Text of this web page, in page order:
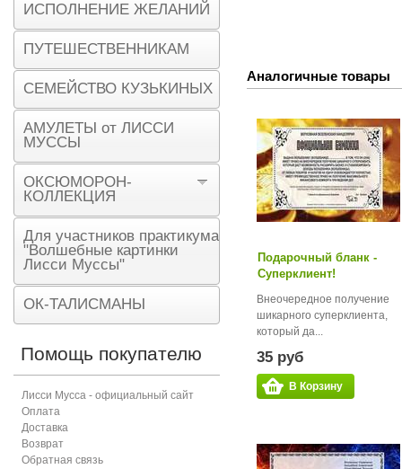
Аналогичные товары
Подарочный бланк -
Суперклиент!
Внеочередное получение
шикарного суперклиента,
который да...
35 руб
В Корзину
ИСПОЛНЕНИЕ ЖЕЛАНИЙ
ПУТЕШЕСТВЕННИКАМ
СЕМЕЙСТВО КУЗЬКИНЫХ
АМУЛЕТЫ от ЛИССИ
МУССЫ
ОКСЮМОРОН-
КОЛЛЕКЦИЯ
Для участников практикума
"Волшебные картинки
Лисси Муссы"
ОК-ТАЛИСМАНЫ
Помощь покупателю
Лисси Мусса - официальный сайт
Оплата
Доставка
Возврат
Обратная связь